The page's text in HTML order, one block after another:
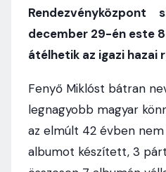
Rendezvényközpont
december 29-én este
átélhetik az igazi hazai
Fenyő Miklóst bátran
legnagyobb magyar
az elmúlt 42 évben
albumot készített, 3